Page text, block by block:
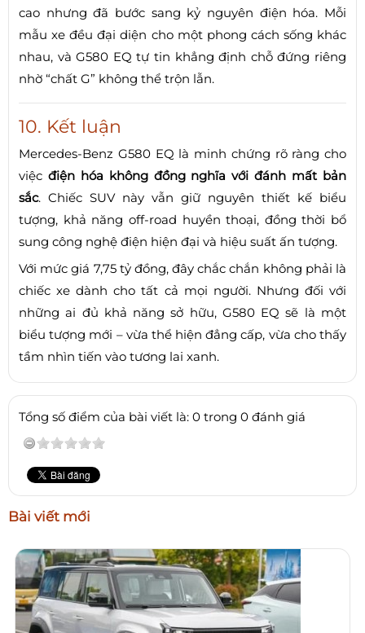
cao nhưng đã bước sang kỷ nguyên điện hóa. Mỗi
mẫu xe đều đại diện cho một phong cách sống khác
nhau, và G580 EQ tự tin khẳng định chỗ đứng riêng
nhờ “chất G” không thể trộn lẫn.
10. Kết luận
Mercedes-Benz G580 EQ là minh chứng rõ ràng cho
việc điện hóa không đồng nghĩa với đánh mất bản
sắc. Chiếc SUV này vẫn giữ nguyên thiết kế biểu
tượng, khả năng off-road huyền thoại, đồng thời bổ
sung công nghệ điện hiện đại và hiệu suất ấn tượng.
Với mức giá 7,75 tỷ đồng, đây chắc chắn không phải là
chiếc xe dành cho tất cả mọi người. Nhưng đối với
những ai đủ khả năng sở hữu, G580 EQ sẽ là một
biểu tượng mới – vừa thể hiện đẳng cấp, vừa cho thấy
tầm nhìn tiến vào tương lai xanh.
Tổng số điểm của bài viết là: 0 trong 0 đánh giá
Bài viết mới